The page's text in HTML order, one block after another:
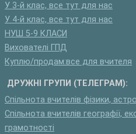
У 3-й клас, все тут для нас
У 4-й клас, все тут для нас
НУШ 5-9 КЛАСИ
Вихователі ГПД
Куплю/продам:все для вчителя
ДРУЖНІ ГРУПИ (ТЕЛЕГРАМ):
Спільнота вчителів фізики,
Спільнота вчителів географії,
грамотності